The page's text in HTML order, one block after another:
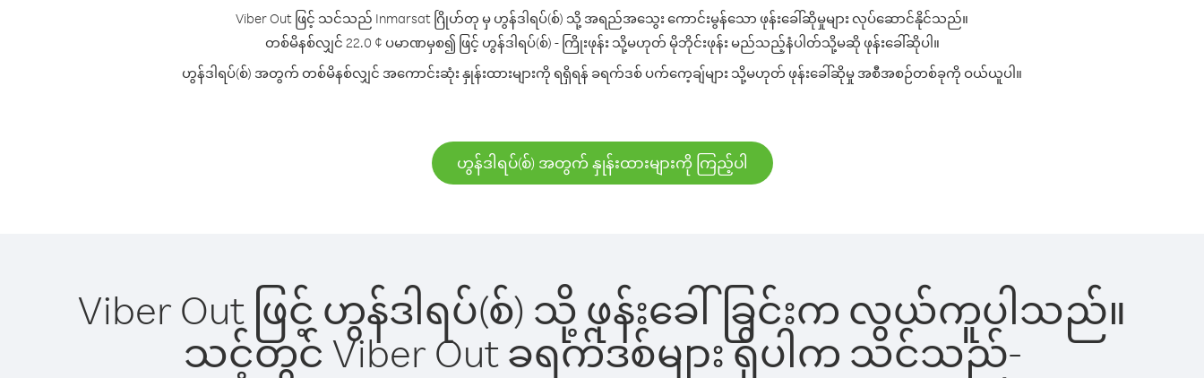
Viber Out ဖြင့် သင်သည် Inmarsat ဂြိုဟ်တု မှ ဟွန်ဒါရပ်(စ်) သို့ အရည်အသွေး ကောင်းမွန်သော ဖုန်းခေါ်ဆိုမှုများ လုပ်ဆောင်နိုင်သည်။
တစ်မိနစ်လျှင် 22.0 ¢ ပမာဏမှစ၍ ဖြင့် ဟွန်ဒါရပ်(စ်) - ကြိုးဖုန်း သို့မဟုတ် မိုဘိုင်းဖုန်း မည်သည့်နံပါတ်သို့မဆို ဖုန်းခေါ်ဆိုပါ။
ဟွန်ဒါရပ်(စ်) အတွက် တစ်မိနစ်လျှင် အကောင်းဆုံး နှုန်းထားများကို ရရှိရန် ခရက်ဒစ် ပက်ကေ့ချ်များ သို့မဟုတ် ဖုန်းခေါ်ဆိုမှု အစီအစဉ်တစ်ခုကို ဝယ်ယူပါ။
ဟွန်ဒါရပ်(စ်) အတွက် နှုန်းထားများကို ကြည့်ပါ
Viber Out ဖြင့် ဟွန်ဒါရပ်(စ်) သို့ ဖုန်းခေါ်ခြင်းက လွယ်ကူပါသည်။
သင့်တွင် Viber Out ခရက်ဒစ်များ ရှိပါက သင်သည်-